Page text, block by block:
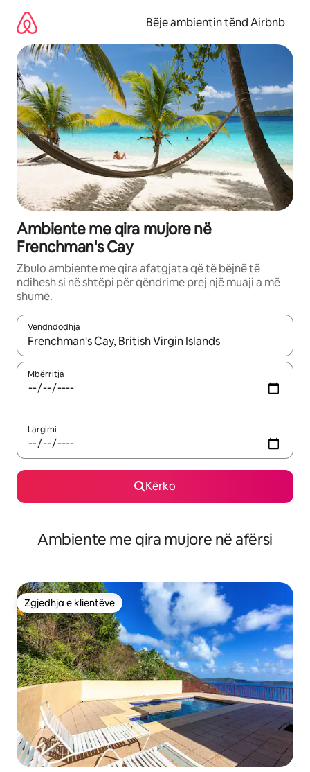
përmbajtja
Bëje ambientin tënd Airbnb
Ambiente me qira mujore në
Frenchman's Cay
Zbulo ambiente me qira afatgjata që të bëjnë të
ndihesh si në shtëpi për qëndrime prej një muaji a më
shumë.
Vendndodhja
Kur rezultatet të jenë të disponueshme, lëviz me butonat e
Mbërritja
Largimi
Kërko
Ambiente me qira mujore në afërsi
Zgjedhja e klientëve
Zgjedhja e klientëve